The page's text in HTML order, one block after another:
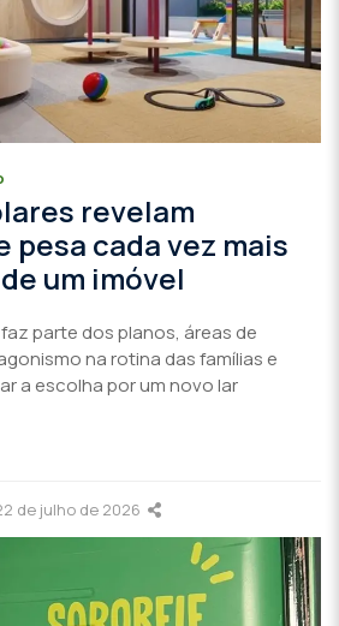
revelam
pesa cada vez mais
um imóvel
parte dos planos, áreas de
na rotina das famílias e
a escolha por um novo lar
de julho de 2026